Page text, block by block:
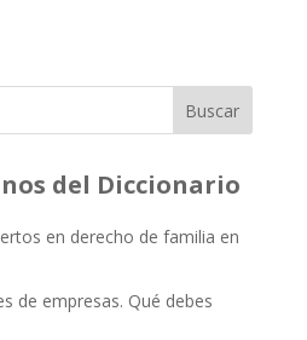
Buscar
del Diccionario
en derecho de familia en
de empresas. Qué debes